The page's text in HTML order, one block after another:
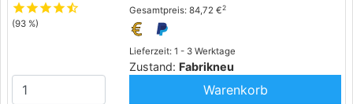
starstarstarstarstar_half
(93 %)
Lieferzeit: 1 - 3 Werktage
Zustand: Fabrikneu
Gesamtpreis: 84,72 €2
Warenkorb